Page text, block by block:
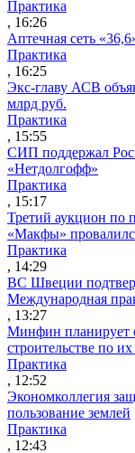
Практика
, 16:26
Аптечная сеть
Практика
, 16:25
Экс-главу АСВ
млрд руб.
Практика
, 15:55
СИП поддержал
«Нетдолгофф»
Практика
, 15:17
Третий аукцион по
«Макфы»
Практика
, 14:29
ВС Швеции
Международная
, 13:27
Минфин планирует
строительстве по
Практика
, 12:52
Экономколлегия
пользование землей
Практика
, 12:43